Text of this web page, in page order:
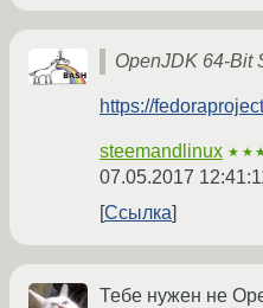
OpenJDK 64-Bit
https://
steemandlinux
07.05.2017
Ссылка
Тебе нужен не